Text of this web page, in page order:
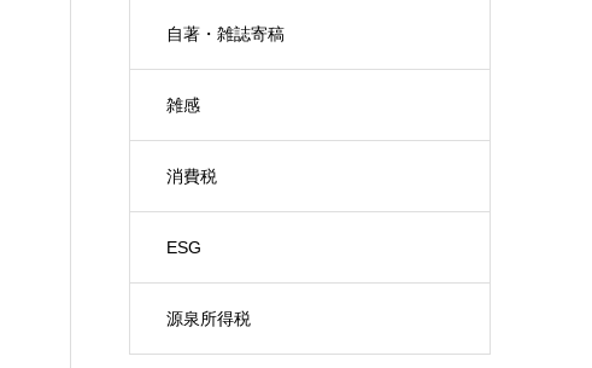
自著・雑誌寄稿
雑感
消費税
ESG
源泉所得税